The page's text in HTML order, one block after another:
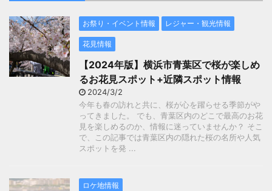
お祭り・イベント情報 レジャー・観光情報
花見情報
【2024年版】横浜市青葉区で桜が楽しめ
るお花見スポット+近隣スポット情報
2024/3/2
今年も春の訪れと共に、桜が心を躍らせる季節がや
ってきました。 でも、青葉区内のどこで最高のお花
見を楽しめるのか、情報に迷っていませんか？ そこ
で、この記事では青葉区内の隠れた桜の名所や人気
スポットを発 ...
ロケ地情報